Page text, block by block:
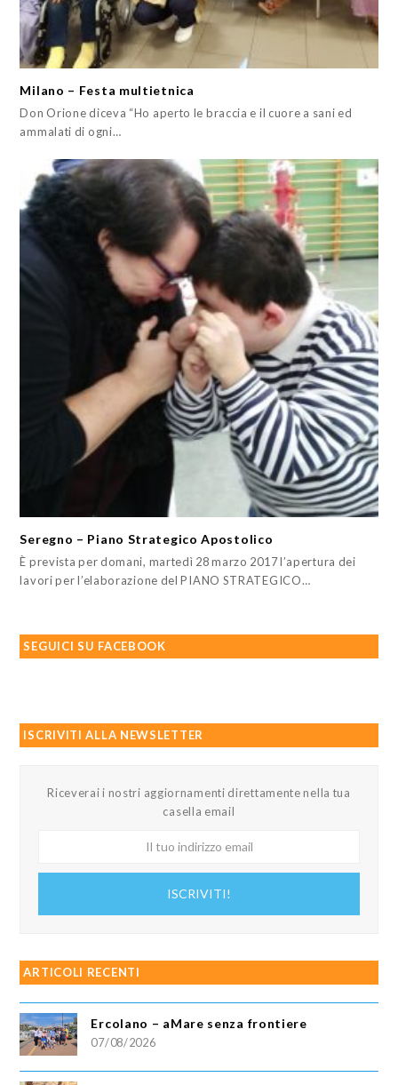
Milano – Festa multietnica
Don Orione diceva “Ho aperto le braccia e il cuore a sani ed
ammalati di ogni…
Seregno – Piano Strategico Apostolico
È prevista per domani, martedì 28 marzo 2017 l’apertura dei
lavori per l’elaborazione del PIANO STRATEGICO…
SEGUICI SU FACEBOOK
ISCRIVITI ALLA NEWSLETTER
Riceverai i nostri aggiornamenti direttamente nella tua
casella email
ISCRIVITI!
ARTICOLI RECENTI
Ercolano – aMare senza frontiere
07/08/2026